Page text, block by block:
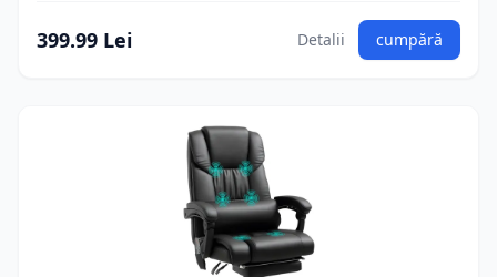
399.99 Lei Detalii cumpără